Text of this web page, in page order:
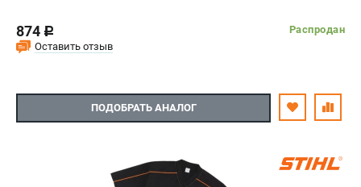
874 c
Распродан
Оставить отзыв
ПОДОБРАТЬ АНАЛОГ